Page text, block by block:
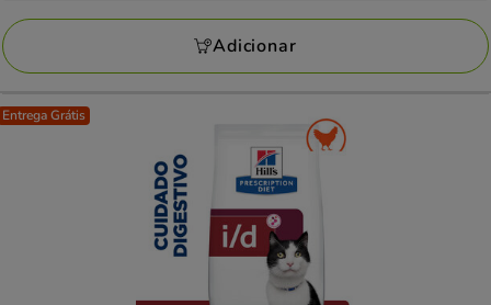
avaliações
108.76€
Adicionar
Entrega Grátis